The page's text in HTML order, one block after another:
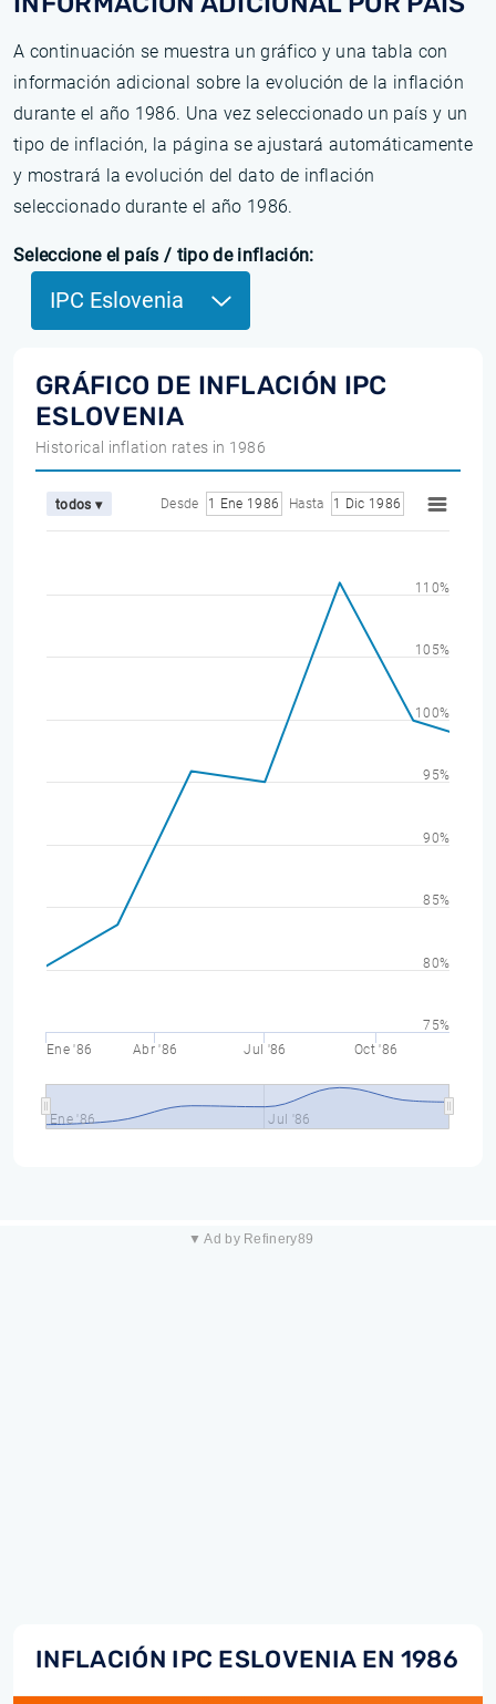
A continuación se muestra un gráfico y una tabla con
información adicional sobre la evolución de la inflación
durante el año 1986. Una vez seleccionado un país y un
tipo de inflación, la página se ajustará automáticamente
y mostrará la evolución del dato de inflación
seleccionado durante el año 1986.
Seleccione el país / tipo de inflación:
IPC Eslovenia
GRÁFICO DE INFLACIÓN IPC
ESLOVENIA
Historical inflation rates in 1986
todos ▾ Desde 1 Ene 1986 Hasta 1 Dic 1986
Ene '86 Abr '86 Jul '86 Oct '86
Ene '86 Jul '86
75%
80%
85%
90%
95%
100%
105%
110%
▼ Ad by Refinery89
INFLACIÓN IPC ESLOVENIA EN 1986